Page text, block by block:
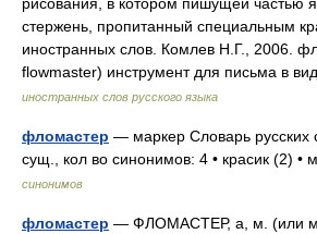
стержень, пропитанный специальным
иностранных слов. Комлев Н.Г., 2006.
flowmaster) инструмент для письма в
иностранных слов русского языка
фломастер — маркер Словарь
сущ., кол во синонимов: 4 • красик (2)
синонимов
фломастер — ФЛОМАСТЕР, а, м. (или